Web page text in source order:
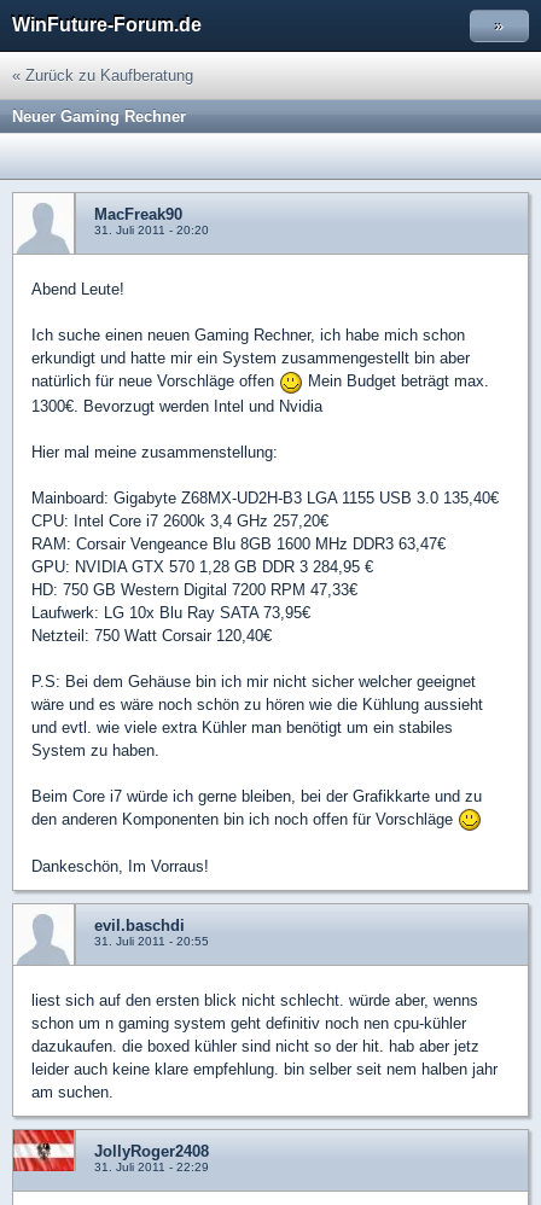
WinFuture-Forum.de »
« Zurück zu Kaufberatung
Neuer Gaming Rechner
MacFreak90
31. Juli 2011 - 20:20
Abend Leute!
Ich suche einen neuen Gaming Rechner, ich habe mich schon
erkundigt und hatte mir ein System zusammengestellt bin aber
natürlich für neue Vorschläge offen
Mein Budget beträgt max.
1300€. Bevorzugt werden Intel und Nvidia
Hier mal meine zusammenstellung:
Mainboard: Gigabyte Z68MX-UD2H-B3 LGA 1155 USB 3.0 135,40€
CPU: Intel Core i7 2600k 3,4 GHz 257,20€
RAM: Corsair Vengeance Blu 8GB 1600 MHz DDR3 63,47€
GPU: NVIDIA GTX 570 1,28 GB DDR 3 284,95 €
HD: 750 GB Western Digital 7200 RPM 47,33€
Laufwerk: LG 10x Blu Ray SATA 73,95€
Netzteil: 750 Watt Corsair 120,40€
P.S: Bei dem Gehäuse bin ich mir nicht sicher welcher geeignet
wäre und es wäre noch schön zu hören wie die Kühlung aussieht
und evtl. wie viele extra Kühler man benötigt um ein stabiles
System zu haben.
Beim Core i7 würde ich gerne bleiben, bei der Grafikkarte und zu
den anderen Komponenten bin ich noch offen für Vorschläge
Dankeschön, Im Vorraus!
evil.baschdi
31. Juli 2011 - 20:55
liest sich auf den ersten blick nicht schlecht. würde aber, wenns
schon um n gaming system geht definitiv noch nen cpu-kühler
dazukaufen. die boxed kühler sind nicht so der hit. hab aber jetz
leider auch keine klare empfehlung. bin selber seit nem halben jahr
am suchen.
JollyRoger2408
31. Juli 2011 - 22:29